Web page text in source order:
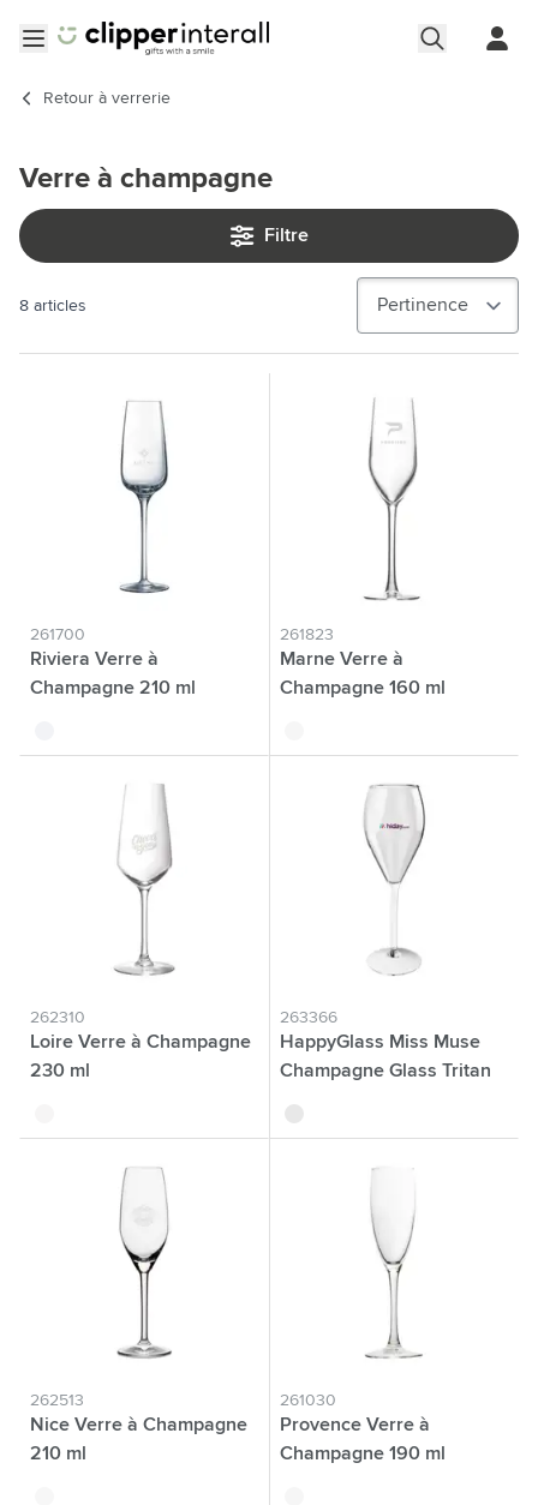
Retour à verrerie
Verre à champagne
Filtre
8 articles
261700
Riviera Verre à
Champagne 210 ml
261823
Marne Verre à
Champagne 160 ml
262310
Loire Verre à Champagne
230 ml
263366
HappyGlass Miss Muse
Champagne Glass Tritan
262513
Nice Verre à Champagne
210 ml
261030
Provence Verre à
Champagne 190 ml